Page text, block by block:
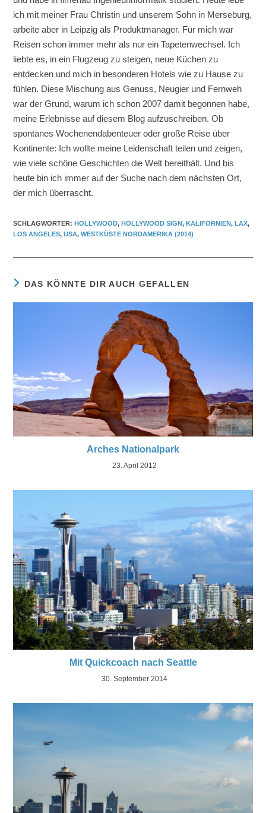
ich mit meiner Frau Christin und unserem Sohn in Merseburg,
arbeite aber in Leipzig als Produktmanager. Für mich war
Reisen schon immer mehr als nur ein Tapetenwechsel. Ich
liebte es, in ein Flugzeug zu steigen, neue Küchen zu
entdecken und mich in besonderen Hotels wie zu Hause zu
fühlen. Diese Mischung aus Genuss, Neugier und Fernweh
war der Grund, warum ich schon 2007 damit begonnen habe,
meine Erlebnisse auf diesem Blog aufzuschreiben. Ob
spontanes Wochenendabenteuer oder große Reise über
Kontinente: Ich wollte meine Leidenschaft teilen und zeigen,
wie viele schöne Geschichten die Welt bereithält. Und bis
heute bin ich immer auf der Suche nach dem nächsten Ort,
der mich überrascht.
SCHLAGWÖRTER:HOLLYWOOD, HOLLYWOOD SIGN, KALIFORNIEN, LAX,
LOS ANGELES, USA, WESTKÜSTE NORDAMERIKA (2014)
DAS KÖNNTE DIR AUCH GEFALLEN
Arches Nationalpark
23. April 2012
Mit Quickcoach nach Seattle
30. September 2014